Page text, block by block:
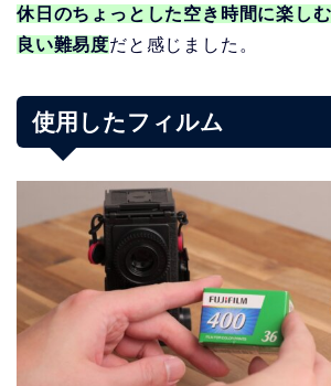
休日のちょっとした空き時間に楽し
良い難易度だと感じました。
使用したフィルム